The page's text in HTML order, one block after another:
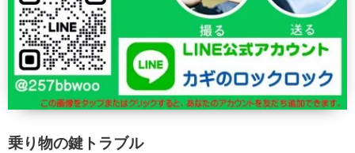
乗り物の鍵トラブル